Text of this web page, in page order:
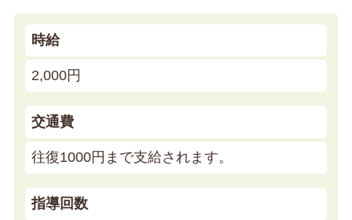
時給
2,000円
交通費
往復1000円まで支給されます。
指導回数